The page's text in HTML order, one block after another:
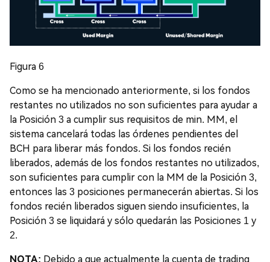
Figura 6
Como se ha mencionado anteriormente, si los fondos
restantes no utilizados no son suficientes para ayudar a
la Posición 3 a cumplir sus requisitos de min. MM, el
sistema cancelará todas las órdenes pendientes del
BCH para liberar más fondos. Si los fondos recién
liberados, además de los fondos restantes no utilizados,
son suficientes para cumplir con la MM de la Posición 3,
entonces las 3 posiciones permanecerán abiertas. Si los
fondos recién liberados siguen siendo insuficientes, la
Posición 3 se liquidará y sólo quedarán las Posiciones 1 y
2.
NOTA: Debido a que actualmente la cuenta de trading